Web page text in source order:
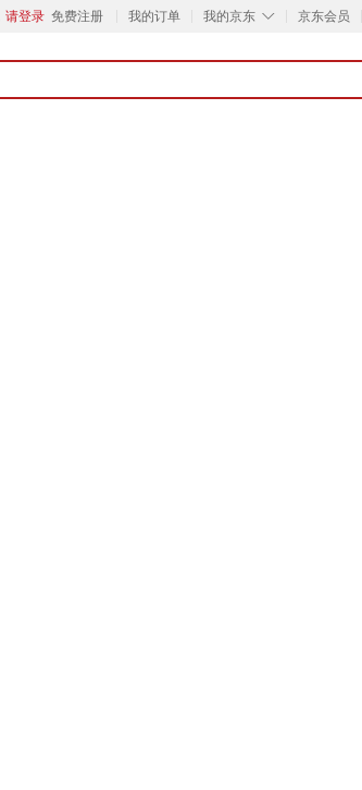
请登录 免费注册 我的订单 ◇
我的京东 京东会员